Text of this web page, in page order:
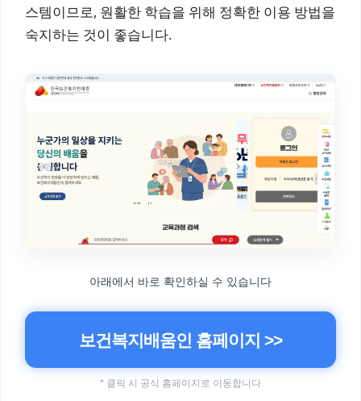
스템이므로, 원활한 학습을 위해 정확한 이용 방법을
숙지하는 것이 좋습니다.
아래에서 바로 확인하실 수 있습니다
보건복지배움인 홈페이지 >>
* 클릭 시 공식 홈페이지로 이동합니다